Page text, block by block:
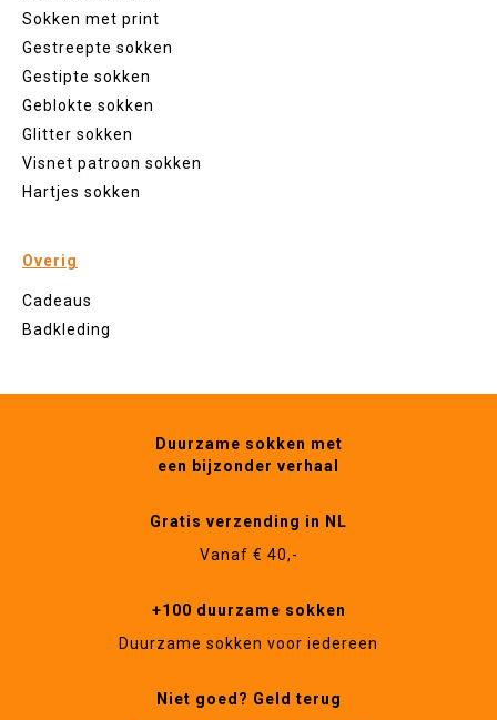
Sokken met print
Gestreepte sokken
Gestipte sokken
Geblokte sokken
Glitter sokken
Visnet patroon sokken
Hartjes sokken
Overig
Cadeaus
Badkleding
Duurzame sokken met
een bijzonder verhaal
Gratis verzending in NL
Vanaf € 40,-
+100 duurzame sokken
Duurzame sokken voor iedereen
Niet goed? Geld terug